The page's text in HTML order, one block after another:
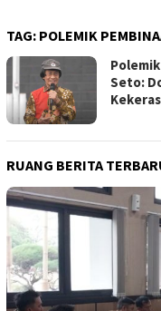
TAG: POLEMIK
Seto:
RUANG BERITA